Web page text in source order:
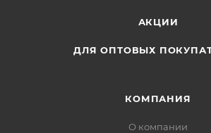
АКЦИИ
ДЛЯ ОПТОВЫХ
КОМПАНИЯ
О компании